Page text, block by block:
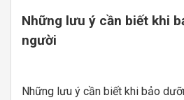
Những lưu ý cần biết khi
người
Những lưu ý cần biết khi bảo